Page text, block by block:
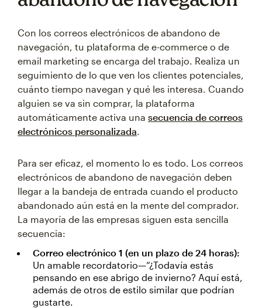
Con los correos electrónicos de abandono de
navegación, tu plataforma de e-commerce o de
email marketing se encarga del trabajo. Realiza un
seguimiento de lo que ven los clientes potenciales,
cuánto tiempo navegan y qué les interesa. Cuando
alguien se va sin comprar, la plataforma
automáticamente activa una secuencia de correos
electrónicos personalizada.
Para ser eficaz, el momento lo es todo. Los correos
electrónicos de abandono de navegación deben
llegar a la bandeja de entrada cuando el producto
abandonado aún está en la mente del comprador.
La mayoría de las empresas siguen esta sencilla
secuencia:
Correo electrónico 1 (en un plazo de 24 horas):
Un amable recordatorio—“¿Todavía estás
pensando en ese abrigo de invierno? Aquí está,
además de otros de estilo similar que podrían
gustarte.